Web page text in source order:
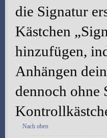
die Signatur
Kästchen
hinzufügen,
Anhängen
dennoch ohne
Nach oben